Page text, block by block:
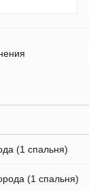
(1 спальня)
(1 спальня)